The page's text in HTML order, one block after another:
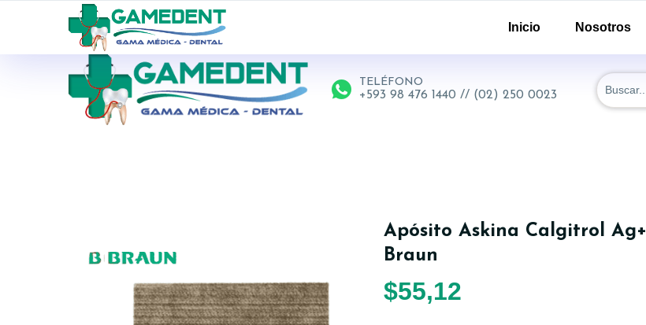
ventas@todolomedico.com
TELÉFONO
+593 98 476 1440 // (02) 250 0023
Inicio Nosotros
Apósito Askina Calgitrol Ag+
Braun
$55,12